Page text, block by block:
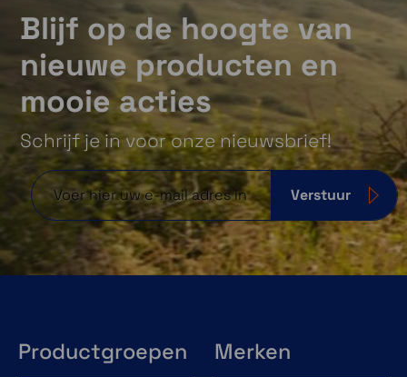
Blijf op de hoogte van
nieuwe producten en
mooie acties
Schrijf je in voor onze nieuwsbrief!
Verstuur
Productgroepen Merken